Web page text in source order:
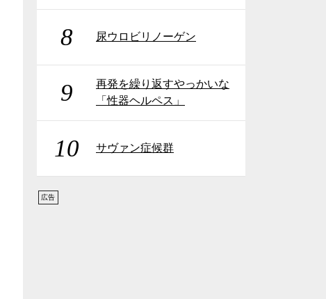
8 尿ウロビリノーゲン
9
再発を繰り返すやっかいな
「性器ヘルペス」
10 サヴァン症候群
広告